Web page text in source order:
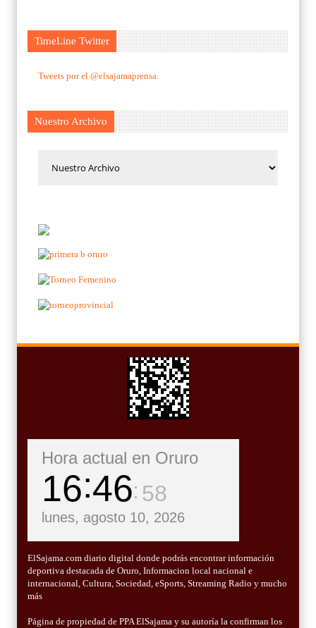
TimeLine Twitter
Tweets por el @elsajamaprensa.
Nuestro Archivo
Hora actual en Oruro
16 46 59
lunes, agosto 10, 2026
ElSajama.com diario digital donde podrás encontrar información
deportiva destacada de Oruro, Informacion local nacional e
internacional, Cultura, Sociedad, eSports, Streaming Radio y mucho
más
Página de propiedad de PPA ElSajama y su autoría la confirman los